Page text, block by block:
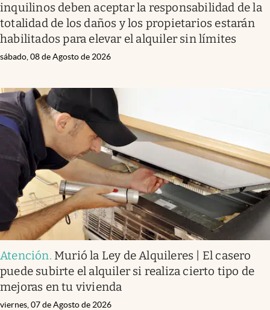
abre en nueva pestaña
Argentina
inquilinos deben aceptar la responsabilidad de la
totalidad de los daños y los propietarios estarán
habilitados para elevar el alquiler sin límites
sábado, 08 de Agosto de 2026
Atención. Murió la Ley de Alquileres | El casero
puede subirte el alquiler si realiza cierto tipo de
mejoras en tu vivienda
viernes, 07 de Agosto de 2026